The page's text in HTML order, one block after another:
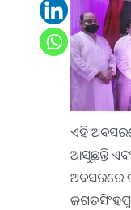
ଏହି
ଆସୁଛନ୍ତି
ଅବସରରେ